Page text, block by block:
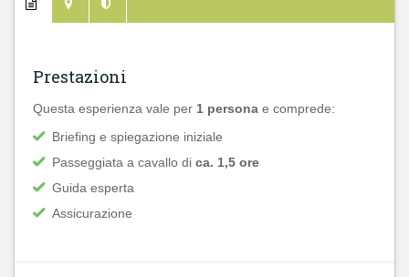
Prestazioni
Questa esperienza vale per 1 persona e comprede:
Briefing e spiegazione iniziale
Passeggiata a cavallo di ca. 1,5 ore
Guida esperta
Assicurazione